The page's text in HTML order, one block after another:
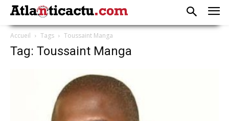
Accueil Tags Toussaint Manga
Tag: Toussaint Manga